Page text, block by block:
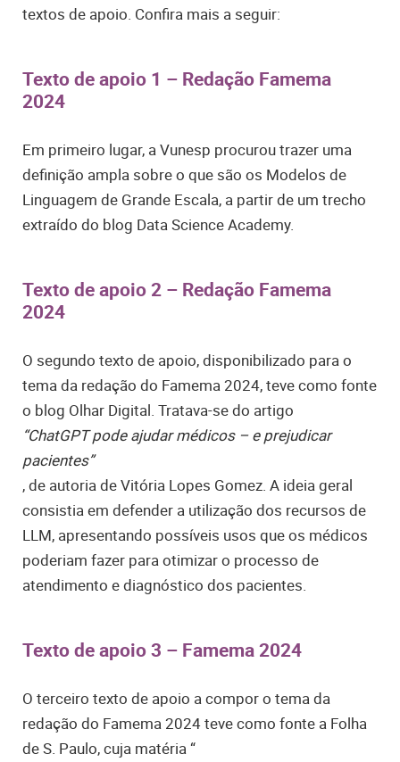
textos de apoio. Confira mais a seguir:
Texto de apoio 1 – Redação Famema
2024
Em primeiro lugar, a Vunesp procurou trazer uma
definição ampla sobre o que são os Modelos de
Linguagem de Grande Escala, a partir de um trecho
extraído do blog Data Science Academy.
Texto de apoio 2 – Redação Famema
2024
O segundo texto de apoio, disponibilizado para o
tema da redação do Famema 2024, teve como fonte
o blog Olhar Digital. Tratava-se do artigo
“ChatGPT pode ajudar médicos – e prejudicar
pacientes”
, de autoria de Vitória Lopes Gomez. A ideia geral
consistia em defender a utilização dos recursos de
LLM, apresentando possíveis usos que os médicos
poderiam fazer para otimizar o processo de
atendimento e diagnóstico dos pacientes.
Texto de apoio 3 – Famema 2024
O terceiro texto de apoio a compor o tema da
redação do Famema 2024 teve como fonte a Folha
de S. Paulo, cuja matéria “